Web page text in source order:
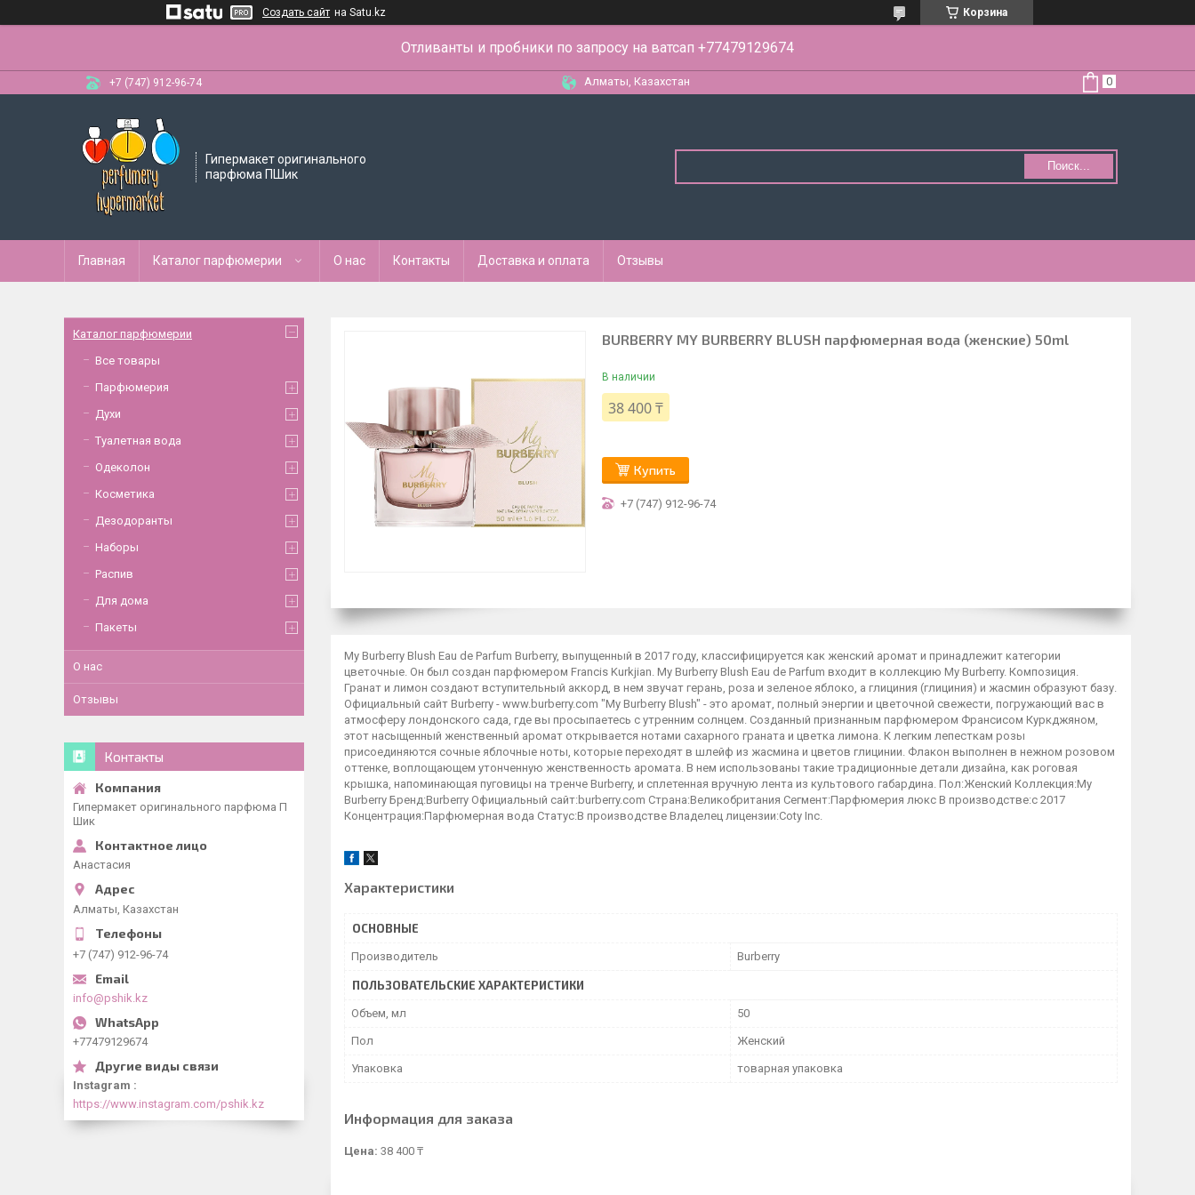
Создать сайт на Satu.kz Корзина
Отливанты и пробники по запросу на ватсап +77479129674
+7 (747) 912-96-74 Алматы, Казахстан
Гипермакет оригинального
парфюма ПШик
Поиск...
Главная Каталог парфюмерии О нас Контакты Доставка и оплата Отзывы
BURBERRY MY BURBERRY BLUSH парфюмерная вода (женские) 50ml
В наличии
38 400 ₸
Купить
+7 (747) 912-96-74
My Burberry Blush Eau de Parfum Burberry, выпущенный в 2017 году, классифицируется как женский аромат и принадлежит категории
цветочные. Он был создан парфюмером Francis Kurkjian. My Burberry Blush Eau de Parfum входит в коллекцию My Burberry. Композиция.
Гранат и лимон создают вступительный аккорд, в нем звучат герань, роза и зеленое яблоко, а глициния (глициния) и жасмин образуют базу.
Официальный сайт Burberry - www.burberry.com "My Burberry Blush" - это аромат, полный энергии и цветочной свежести, погружающий вас в
атмосферу лондонского сада, где вы просыпаетесь с утренним солнцем. Созданный признанным парфюмером Франсисом Куркджяном,
этот насыщенный женственный аромат открывается нотами сахарного граната и цветка лимона. К легким лепесткам розы
присоединяются сочные яблочные ноты, которые переходят в шлейф из жасмина и цветов глицинии. Флакон выполнен в нежном розовом
оттенке, воплощающем утонченную женственность аромата. В нем использованы такие традиционные детали дизайна, как роговая
крышка, напоминающая пуговицы на тренче Burberry, и сплетенная вручную лента из культового габардина. Пол:Женский Коллекция:My
Burberry Бренд:Burberry Официальный сайт:burberry.com Страна:Великобритания Сегмент:Парфюмерия люкс В производстве:с 2017
Концентрация:Парфюмерная вода Статус:В производстве Владелец лицензии:Coty Inc.
Характеристики
ОСНОВНЫЕ
Производитель Burberry
ПОЛЬЗОВАТЕЛЬСКИЕ ХАРАКТЕРИСТИКИ
Объем, мл 50
Пол Женский
Упаковка товарная упаковка
Информация для заказа
Цена: 38 400 ₸
Каталог парфюмерии
Все товары
Парфюмерия
Духи
Туалетная вода
Одеколон
Косметика
Дезодоранты
Наборы
Распив
Для дома
Пакеты
О нас
Отзывы
Контакты
Гипермакет оригинального парфюма П
Шик
Анастасия
Алматы, Казахстан
+7 (747) 912-96-74
info@pshik.kz
+77479129674
Instagram
https://www.instagram.com/pshik.kz